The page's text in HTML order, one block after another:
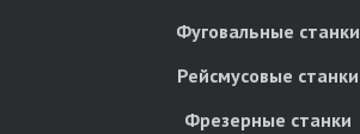
Фуговальные станки
Рейсмусовые станки
Фрезерные станки